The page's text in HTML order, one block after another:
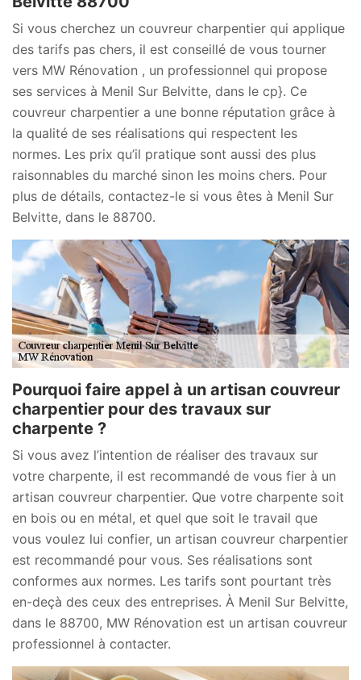
Si vous cherchez un couvreur charpentier qui applique
des tarifs pas chers, il est conseillé de vous tourner
vers MW Rénovation , un professionnel qui propose
ses services à Menil Sur Belvitte, dans le cp}. Ce
couvreur charpentier a une bonne réputation grâce à
la qualité de ses réalisations qui respectent les
normes. Les prix qu’il pratique sont aussi des plus
raisonnables du marché sinon les moins chers. Pour
plus de détails, contactez-le si vous êtes à Menil Sur
Belvitte, dans le 88700.
Pourquoi faire appel à un artisan couvreur
charpentier pour des travaux sur
charpente ?
Si vous avez l’intention de réaliser des travaux sur
votre charpente, il est recommandé de vous fier à un
artisan couvreur charpentier. Que votre charpente soit
en bois ou en métal, et quel que soit le travail que
vous voulez lui confier, un artisan couvreur charpentier
est recommandé pour vous. Ses réalisations sont
conformes aux normes. Les tarifs sont pourtant très
en-deçà des ceux des entreprises. À Menil Sur Belvitte,
dans le 88700, MW Rénovation est un artisan couvreur
professionnel à contacter.